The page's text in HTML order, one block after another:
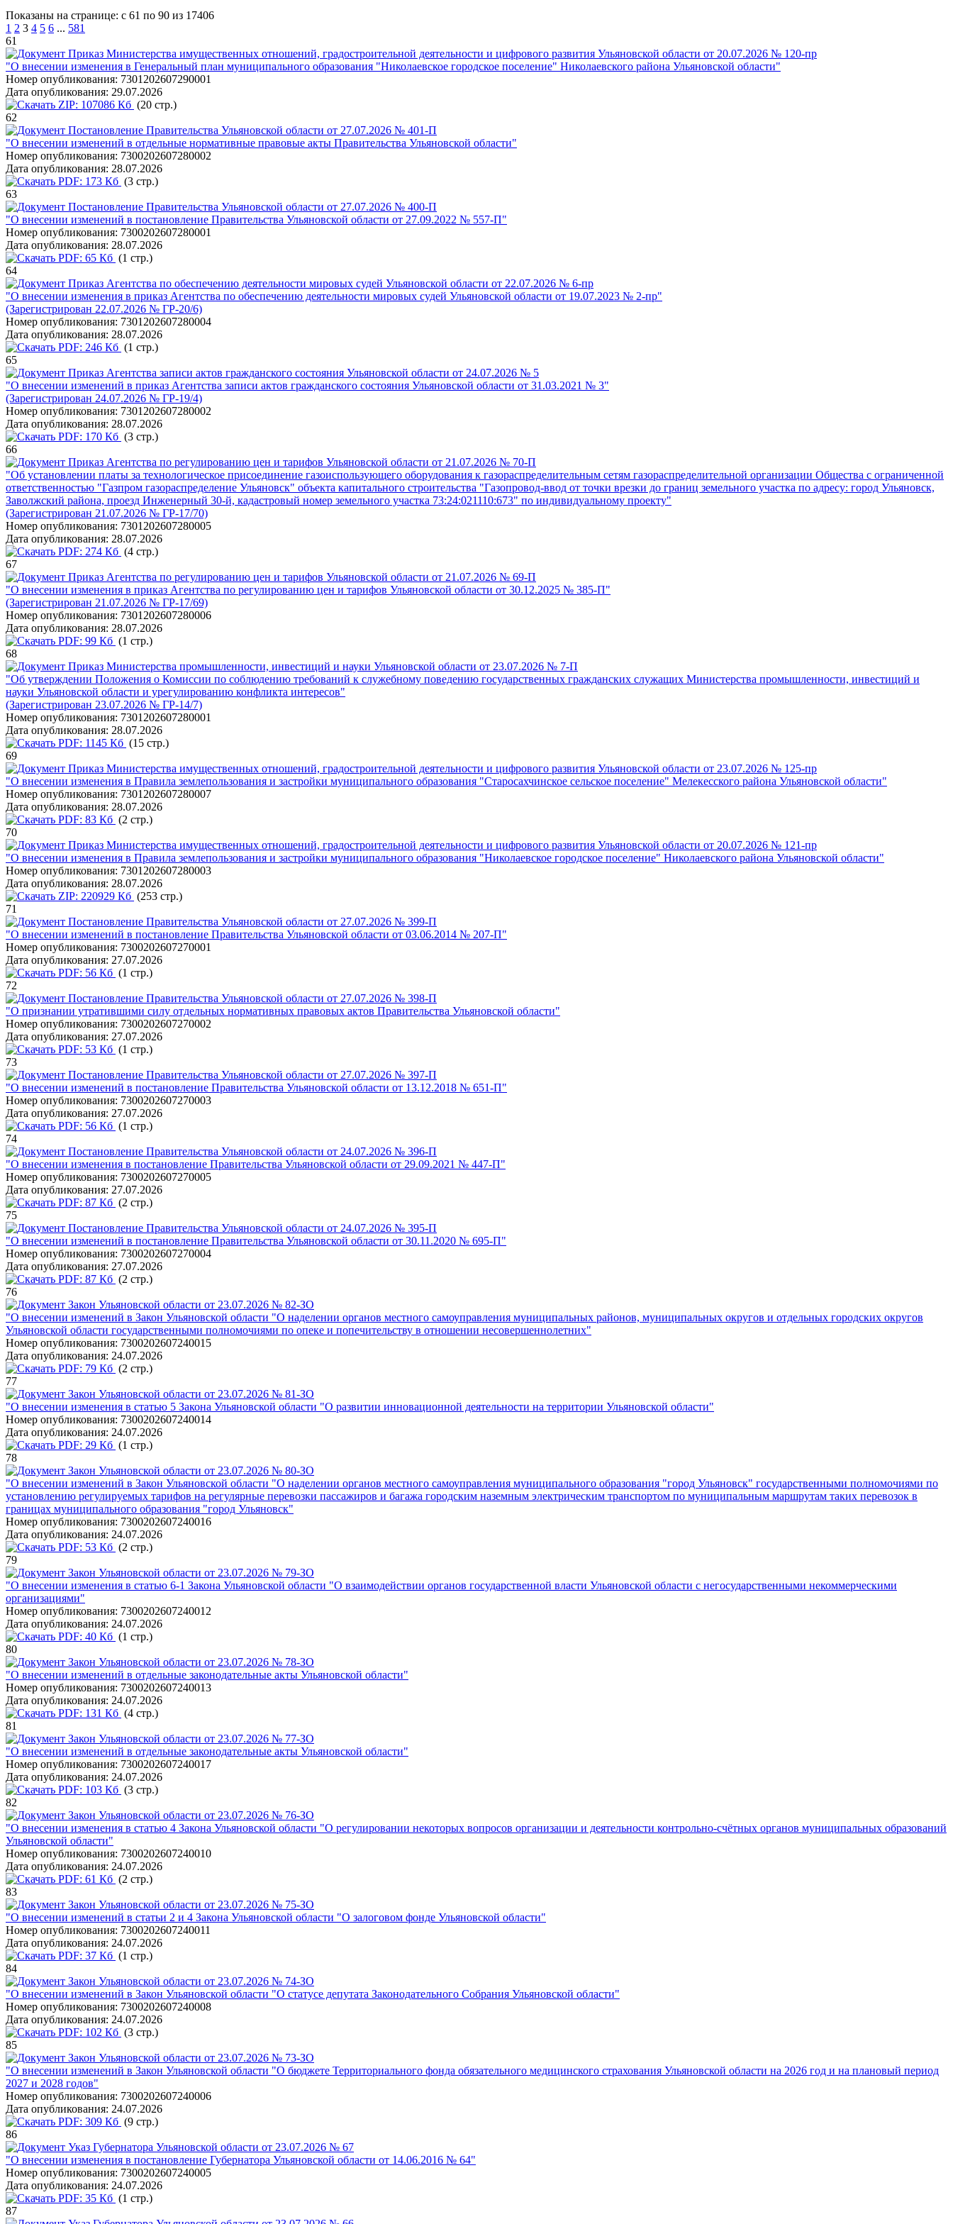
Показаны на странице: с 61 по 90 из 17406
1 2 3 4 5 6 ... 581
61
Приказ Министерства имущественных отношений, градостроительной деятельности и цифрового развития Ульяновской области от 20.07.2026 № 120-пр
"О внесении изменения в Генеральный план муниципального образования "Николаевское городское поселение" Николаевского района Ульяновской области"
Номер опубликования: 7301202607290001
Дата опубликования: 29.07.2026
ZIP: 107086 Кб (20 стр.)
62
Постановление Правительства Ульяновской области от 27.07.2026 № 401-П
"О внесении изменений в отдельные нормативные правовые акты Правительства Ульяновской области"
Номер опубликования: 7300202607280002
Дата опубликования: 28.07.2026
PDF: 173 Кб (3 стр.)
63
Постановление Правительства Ульяновской области от 27.07.2026 № 400-П
"О внесении изменений в постановление Правительства Ульяновской области от 27.09.2022 № 557-П"
Номер опубликования: 7300202607280001
Дата опубликования: 28.07.2026
PDF: 65 Кб (1 стр.)
64
Приказ Агентства по обеспечению деятельности мировых судей Ульяновской области от 22.07.2026 № 6-пр
"О внесении изменения в приказ Агентства по обеспечению деятельности мировых судей Ульяновской области от 19.07.2023 № 2-пр"
(Зарегистрирован 22.07.2026 № ГР-20/6)
Номер опубликования: 7301202607280004
Дата опубликования: 28.07.2026
PDF: 246 Кб (1 стр.)
65
Приказ Агентства записи актов гражданского состояния Ульяновской области от 24.07.2026 № 5
"О внесении изменений в приказ Агентства записи актов гражданского состояния Ульяновской области от 31.03.2021 № 3"
(Зарегистрирован 24.07.2026 № ГР-19/4)
Номер опубликования: 7301202607280002
Дата опубликования: 28.07.2026
PDF: 170 Кб (3 стр.)
66
Приказ Агентства по регулированию цен и тарифов Ульяновской области от 21.07.2026 № 70-П
"Об установлении платы за технологическое присоединение газоиспользующего оборудования к газораспределительным сетям газораспределительной организации Общества с ограниченной
ответственностью "Газпром газораспределение Ульяновск" объекта капитального строительства "Газопровод-ввод от точки врезки до границ земельного участка по адресу: город Ульяновск,
Заволжский района, проезд Инженерный 30-й, кадастровый номер земельного участка 73:24:021110:673" по индивидуальному проекту"
(Зарегистрирован 21.07.2026 № ГР-17/70)
Номер опубликования: 7301202607280005
Дата опубликования: 28.07.2026
PDF: 274 Кб (4 стр.)
67
Приказ Агентства по регулированию цен и тарифов Ульяновской области от 21.07.2026 № 69-П
"О внесении изменения в приказ Агентства по регулированию цен и тарифов Ульяновской области от 30.12.2025 № 385-П"
(Зарегистрирован 21.07.2026 № ГР-17/69)
Номер опубликования: 7301202607280006
Дата опубликования: 28.07.2026
PDF: 99 Кб (1 стр.)
68
Приказ Министерства промышленности, инвестиций и науки Ульяновской области от 23.07.2026 № 7-П
"Об утверждении Положения о Комиссии по соблюдению требований к служебному поведению государственных гражданских служащих Министерства промышленности, инвестиций и
науки Ульяновской области и урегулированию конфликта интересов"
(Зарегистрирован 23.07.2026 № ГР-14/7)
Номер опубликования: 7301202607280001
Дата опубликования: 28.07.2026
PDF: 1145 Кб (15 стр.)
69
Приказ Министерства имущественных отношений, градостроительной деятельности и цифрового развития Ульяновской области от 23.07.2026 № 125-пр
"О внесении изменения в Правила землепользования и застройки муниципального образования "Старосахчинское сельское поселение" Мелекесского района Ульяновской области"
Номер опубликования: 7301202607280007
Дата опубликования: 28.07.2026
PDF: 83 Кб (2 стр.)
70
Приказ Министерства имущественных отношений, градостроительной деятельности и цифрового развития Ульяновской области от 20.07.2026 № 121-пр
"О внесении изменения в Правила землепользования и застройки муниципального образования "Николаевское городское поселение" Николаевского района Ульяновской области"
Номер опубликования: 7301202607280003
Дата опубликования: 28.07.2026
ZIP: 220929 Кб (253 стр.)
71
Постановление Правительства Ульяновской области от 27.07.2026 № 399-П
"О внесении изменений в постановление Правительства Ульяновской области от 03.06.2014 № 207-П"
Номер опубликования: 7300202607270001
Дата опубликования: 27.07.2026
PDF: 56 Кб (1 стр.)
72
Постановление Правительства Ульяновской области от 27.07.2026 № 398-П
"О признании утратившими силу отдельных нормативных правовых актов Правительства Ульяновской области"
Номер опубликования: 7300202607270002
Дата опубликования: 27.07.2026
PDF: 53 Кб (1 стр.)
73
Постановление Правительства Ульяновской области от 27.07.2026 № 397-П
"О внесении изменений в постановление Правительства Ульяновской области от 13.12.2018 № 651-П"
Номер опубликования: 7300202607270003
Дата опубликования: 27.07.2026
PDF: 56 Кб (1 стр.)
74
Постановление Правительства Ульяновской области от 24.07.2026 № 396-П
"О внесении изменения в постановление Правительства Ульяновской области от 29.09.2021 № 447-П"
Номер опубликования: 7300202607270005
Дата опубликования: 27.07.2026
PDF: 87 Кб (2 стр.)
75
Постановление Правительства Ульяновской области от 24.07.2026 № 395-П
"О внесении изменений в постановление Правительства Ульяновской области от 30.11.2020 № 695-П"
Номер опубликования: 7300202607270004
Дата опубликования: 27.07.2026
PDF: 87 Кб (2 стр.)
76
Закон Ульяновской области от 23.07.2026 № 82-ЗО
"О внесении изменений в Закон Ульяновской области "О наделении органов местного самоуправления муниципальных районов, муниципальных округов и отдельных городских округов
Ульяновской области государственными полномочиями по опеке и попечительству в отношении несовершеннолетних"
Номер опубликования: 7300202607240015
Дата опубликования: 24.07.2026
PDF: 79 Кб (2 стр.)
77
Закон Ульяновской области от 23.07.2026 № 81-ЗО
"О внесении изменения в статью 5 Закона Ульяновской области "О развитии инновационной деятельности на территории Ульяновской области"
Номер опубликования: 7300202607240014
Дата опубликования: 24.07.2026
PDF: 29 Кб (1 стр.)
78
Закон Ульяновской области от 23.07.2026 № 80-ЗО
"О внесении изменений в Закон Ульяновской области "О наделении органов местного самоуправления муниципального образования "город Ульяновск" государственными полномочиями по
установлению регулируемых тарифов на регулярные перевозки пассажиров и багажа городским наземным электрическим транспортом по муниципальным маршрутам таких перевозок в
границах муниципального образования "город Ульяновск"
Номер опубликования: 7300202607240016
Дата опубликования: 24.07.2026
PDF: 53 Кб (2 стр.)
79
Закон Ульяновской области от 23.07.2026 № 79-ЗО
"О внесении изменения в статью 6-1 Закона Ульяновской области "О взаимодействии органов государственной власти Ульяновской области с негосударственными некоммерческими
организациями"
Номер опубликования: 7300202607240012
Дата опубликования: 24.07.2026
PDF: 40 Кб (1 стр.)
80
Закон Ульяновской области от 23.07.2026 № 78-ЗО
"О внесении изменений в отдельные законодательные акты Ульяновской области"
Номер опубликования: 7300202607240013
Дата опубликования: 24.07.2026
PDF: 131 Кб (4 стр.)
81
Закон Ульяновской области от 23.07.2026 № 77-ЗО
"О внесении изменений в отдельные законодательные акты Ульяновской области"
Номер опубликования: 7300202607240017
Дата опубликования: 24.07.2026
PDF: 103 Кб (3 стр.)
82
Закон Ульяновской области от 23.07.2026 № 76-ЗО
"О внесении изменения в статью 4 Закона Ульяновской области "О регулировании некоторых вопросов организации и деятельности контрольно-счётных органов муниципальных образований
Ульяновской области"
Номер опубликования: 7300202607240010
Дата опубликования: 24.07.2026
PDF: 61 Кб (2 стр.)
83
Закон Ульяновской области от 23.07.2026 № 75-ЗО
"О внесении изменений в статьи 2 и 4 Закона Ульяновской области "О залоговом фонде Ульяновской области"
Номер опубликования: 7300202607240011
Дата опубликования: 24.07.2026
PDF: 37 Кб (1 стр.)
84
Закон Ульяновской области от 23.07.2026 № 74-ЗО
"О внесении изменений в Закон Ульяновской области "О статусе депутата Законодательного Собрания Ульяновской области"
Номер опубликования: 7300202607240008
Дата опубликования: 24.07.2026
PDF: 102 Кб (3 стр.)
85
Закон Ульяновской области от 23.07.2026 № 73-ЗО
"О внесении изменений в Закон Ульяновской области "О бюджете Территориального фонда обязательного медицинского страхования Ульяновской области на 2026 год и на плановый период
2027 и 2028 годов"
Номер опубликования: 7300202607240006
Дата опубликования: 24.07.2026
PDF: 309 Кб (9 стр.)
86
Указ Губернатора Ульяновской области от 23.07.2026 № 67
"О внесении изменения в постановление Губернатора Ульяновской области от 14.06.2016 № 64"
Номер опубликования: 7300202607240005
Дата опубликования: 24.07.2026
PDF: 35 Кб (1 стр.)
87